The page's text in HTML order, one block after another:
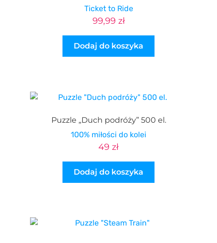
Ticket to Ride
99,99 zł
Dodaj do koszyka
Puzzle „Duch podróży” 500 el.
100% miłości do kolei
49 zł
Dodaj do koszyka